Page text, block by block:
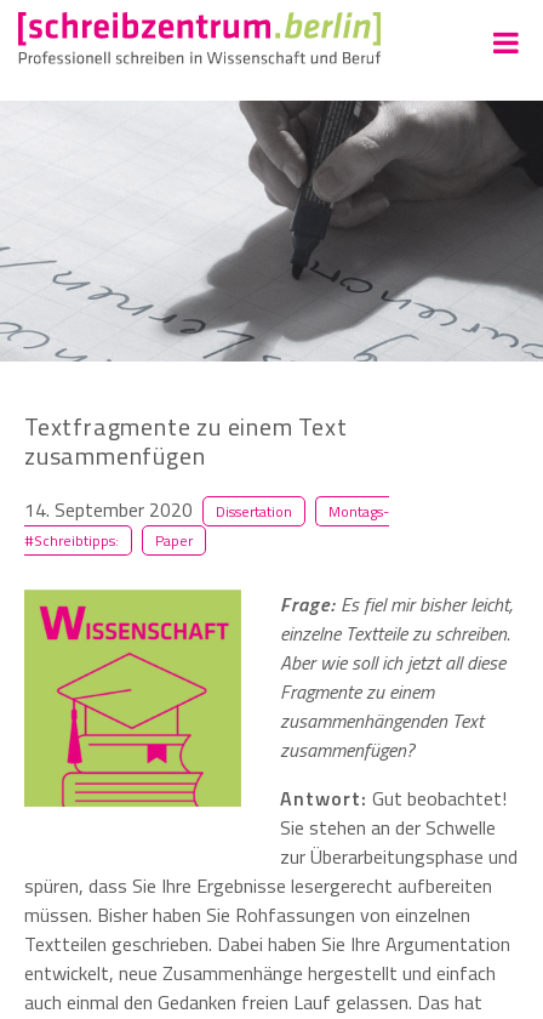
Textfragmente zu einem Text
zusammenfügen
14. September 2020 Dissertation
Montags-
#Schreibtipps:
Paper
Frage: Es fiel mir bisher leicht,
einzelne Textteile zu schreiben.
Aber wie soll ich jetzt all diese
Fragmente zu einem
zusammenhängenden Text
zusammenfügen?
Antwort: Gut beobachtet!
Sie stehen an der Schwelle
zur Überarbeitungsphase und
spüren, dass Sie Ihre Ergebnisse lesergerecht aufbereiten
müssen. Bisher haben Sie Rohfassungen von einzelnen
Textteilen geschrieben. Dabei haben Sie Ihre Argumentation
entwickelt, neue Zusammenhänge hergestellt und einfach
auch einmal den Gedanken freien Lauf gelassen. Das hat